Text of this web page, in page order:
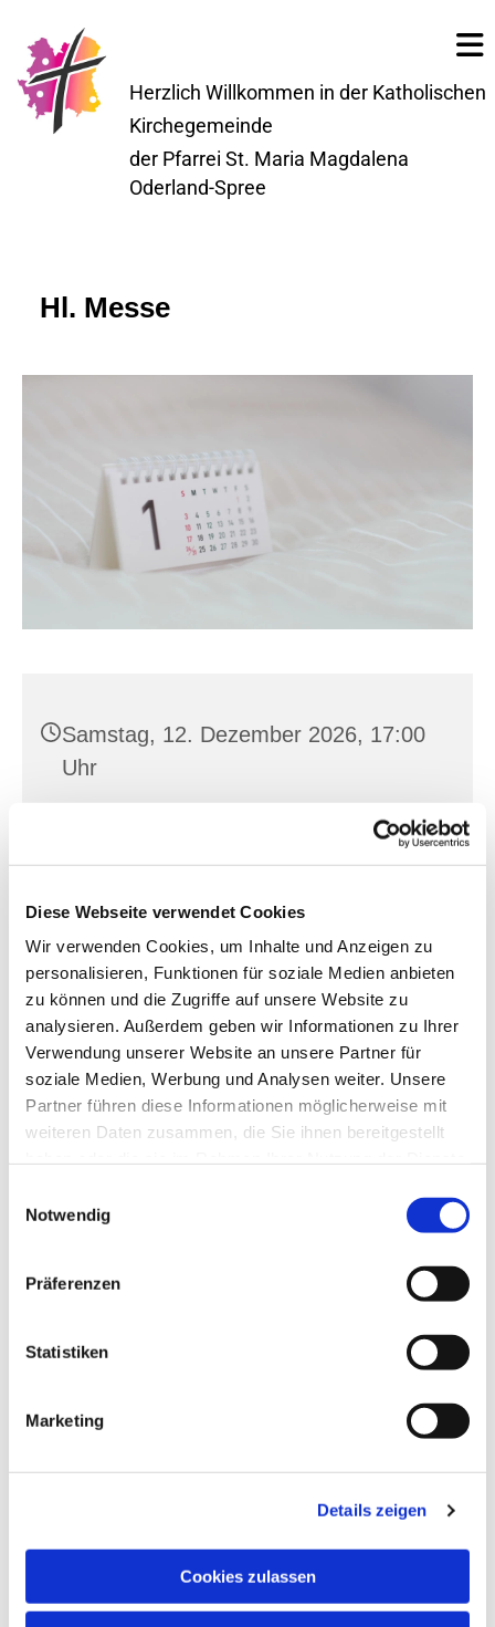
Diese Webseite verwendet Cookies
Wir verwenden Cookies, um Inhalte und Anzeigen zu
personalisieren, Funktionen für soziale Medien anbieten
zu können und die Zugriffe auf unsere Website zu
analysieren. Außerdem geben wir Informationen zu Ihrer
Verwendung unserer Website an unsere Partner für
soziale Medien, Werbung und Analysen weiter. Unsere
Partner führen diese Informationen möglicherweise mit
weiteren Daten zusammen, die Sie ihnen bereitgestellt
Notwendig
Präferenzen
Statistiken
Marketing
Details zeigen
Cookies zulassen
Herzlich Willkommen in der Katholischen
Kirchegemeinde
der Pfarrei St. Maria Magdalena
Oderland-Spree
Hl. Messe
Samstag, 12. Dezember 2026, 17:00
Uhr
SZ Albert Hirsch, Prager Straße 18 A,
15234 Frankfurt (Oder)
Janek Wronski
interessieren